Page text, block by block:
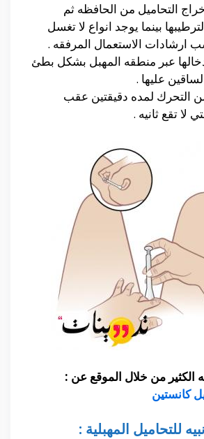
التحاميل من الحافظه ثم
بينما يوجد انواع لا تغسل
ارشادات الاستعمال المرفقه .
عبر منطقه المهبل بشكل بطئ
عليها .
التحرك لمده دقيقتين عقب
لا تقع ثانيه .
الكثير من خلال الموقع عن :
كانستين
للتحاميل المهبلية :